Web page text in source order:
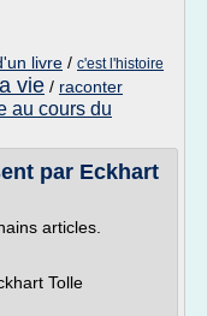
livre / c'est l'histoire
vie / raconter
au cours du
par Eckhart
articles.
Tolle